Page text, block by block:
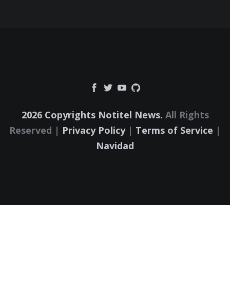
2026 Copyrights Notitel News. All Rights
Reserved | Privacy Policy| Terms of Service |
Navidad